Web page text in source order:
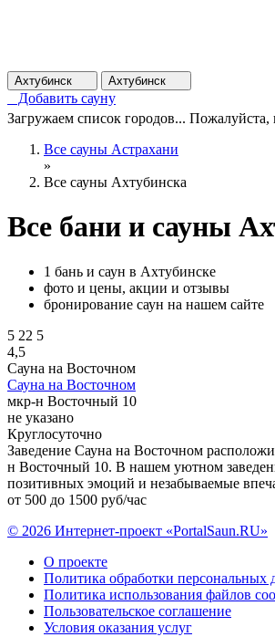
Ахтубинск Ахтубинск
Добавить сауну
Загружаем список городов... Пожалуйста,
Все сауны Астрахани
»
Все сауны Ахтубинска
Все бани и сауны
1 бань и саун в Ахтубинске
фото и цены, акции и отзывы
бронирование саун на нашем сайте
5 22 5
4,5
Сауна на Восточном
Сауна на Восточном
мкр-н Восточный 10
не указано
Круглосуточно
Заведение Сауна на Восточном
н Восточный 10. В нашем уютном
позитивных эмоций и незабываемые
от 500 до 1500 руб/час
© 2026 Интернет-проект «PortalSaun.RU»
О проекте
Политика обработки персональных
Политика использования файлов
Пользовательское соглашение
Условия оказания услуг